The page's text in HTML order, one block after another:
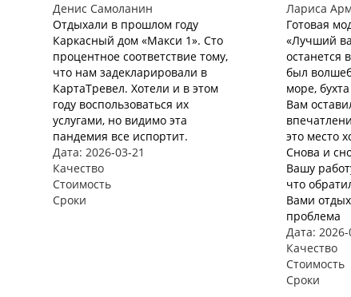
Денис Самоланин
Отдыхали в прошлом году
Каркасный дом «Макси 1». Сто
процентное соответствие тому,
что нам задекларировали в
КартаТревел. Хотели и в этом
году воспользоваться их
услугами, но видимо эта
пандемия все испортит.
Дата: 2026-03-21
Качество
Стоимость
Сроки
Лариса
Готовая
«Лучший
останется
был
море,
Вам
это место
Снова и
Вашу
что
Вами
проблема
Дата: 2026-
Качество
Стоимость
Сроки